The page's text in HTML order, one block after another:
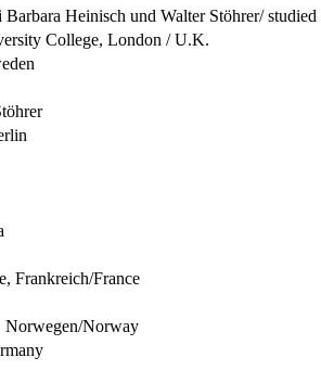
Heinisch und Walter Stöhrer/
College, London / U.K.
Frankreich/France
Norwegen/Norway